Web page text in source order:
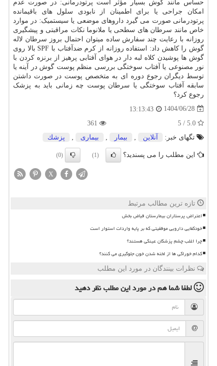
حساس مانند گوش بسیار مؤثر است پرتودرمانی: در صورت عدم
امکان جراحی یا برای اطمینان از نابودی سلول های باقیمانده
پرتودرمانی صورت می گیرد داروهای موضعی یا سیستمیک: در موارد
خاص مانند سرطان های سطحی یا ملانوما نکات مراقبتی و پیشگیری
روزانه با رعایت چند سفارش ساده میتوان احتمال بروز سرطان لاله
گوش را کاهش داد: استفاده روزانه از کرم ضدآفتاب با SPF بالا روی
گوش ها پوشیدن کلاه لبه دار در هوای آفتابی پرهیز از برنزه کردن با
نور مصنوعی یا آفتاب سوختگی بررسی منظم پوست گوش در آینه یا
توسط دیگران رجوع دوره ای به متخصص پوست در صورت داشتن
سابقه آفتاب سوختگی یا سرطان پوست چه زمانی باید به پزشک
رجوع کرد؟
1404/06/28
13:13:43
تگهای خبر:
آنلاین بیمار بیماری پزشك
این مطلب را می پسندید؟ (1)
(0)
X
تازه ترین مطالب مرتبط
اعتراض پرستاران بیمارستان فیاض بخش
خودکفایی دارویی موفقیتی که بر پایه واردات استوار است
چرا اغلب چشم پزشکان عینکی هستند؟
کدام خوراکی ها از لخته شدن خون جلوگیری می کنند؟
نظرات بینندگان در مورد این مطلب
لطفا شما همدر مورد این مطلبنظر دهید